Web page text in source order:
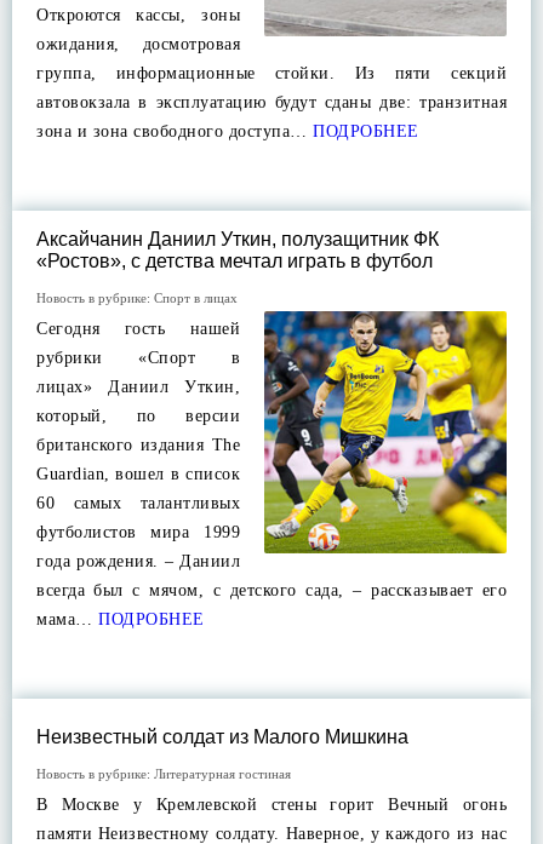
Откроются кассы, зоны
ожидания, досмотровая
группа, информационные стойки. Из пяти секций
автовокзала в эксплуатацию будут сданы две: транзитная
зона и зона свободного доступа… ПОДРОБНЕЕ
Аксайчанин Даниил Уткин, полузащитник ФК
«Ростов», с детства мечтал играть в футбол
Новость в рубрике: Спорт в лицах
Сегодня гость нашей
рубрики «Спорт в
лицах» Даниил Уткин,
который, по версии
британского издания The
Guardian, вошел в список
60 самых талантливых
футболистов мира 1999
года рождения. – Даниил
всегда был с мячом, с детского сада, – рассказывает его
мама… ПОДРОБНЕЕ
Неизвестный солдат из Малого Мишкина
Новость в рубрике: Литературная гостиная
В Москве у Кремлевской стены горит Вечный огонь
памяти Неизвестному солдату. Наверное, у каждого из нас